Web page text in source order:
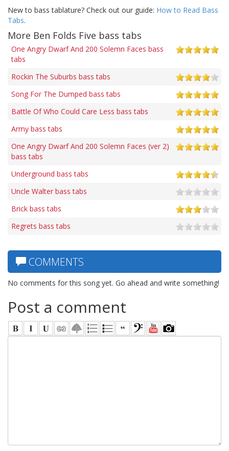
New to bass tablature? Check out our guide: How to Read Bass
Tabs.
More Ben Folds Five bass tabs
One Angry Dwarf And 200 Solemn Faces bass
tabs
Rockin The Suburbs bass tabs
Song For The Dumped bass tabs
Battle Of Who Could Care Less bass tabs
Army bass tabs
One Angry Dwarf And 200 Solemn Faces (ver 2)
bass tabs
Underground bass tabs
Uncle Walter bass tabs
Brick bass tabs
Regrets bass tabs
COMMENTS
No comments for this song yet. Go ahead and write something!
Post a comment